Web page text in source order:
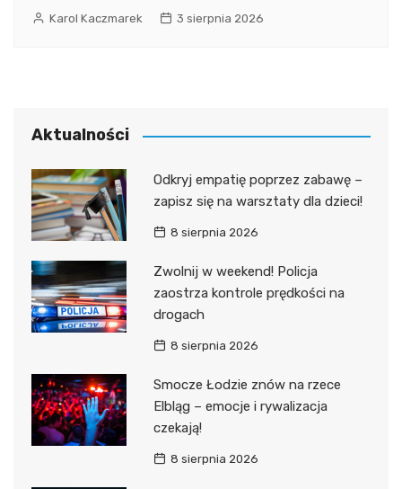
Karol Kaczmarek 3 sierpnia 2026
Aktualności
Odkryj empatię poprzez zabawę –
zapisz się na warsztaty dla dzieci!
8 sierpnia 2026
Zwolnij w weekend! Policja
zaostrza kontrole prędkości na
drogach
8 sierpnia 2026
Smocze Łodzie znów na rzece
Elbląg – emocje i rywalizacja
czekają!
8 sierpnia 2026